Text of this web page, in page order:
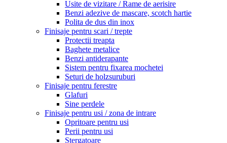
Usite de vizitare / Rame de aerisire
Benzi adezive de mascare, scotch hartie
Polita de dus din inox
Finisaje pentru scari / trepte
Protectii treapta
Baghete metalice
Benzi antiderapante
Sistem pentru fixarea mochetei
Seturi de holzsuruburi
Finisaje pentru ferestre
Glafuri
Sine perdele
Finisaje pentru usi / zona de intrare
Opritoare pentru usi
Perii pentru usi
Stergatoare